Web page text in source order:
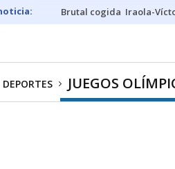
Brutal cogida Iraola-
DEPORTES JUEGOS